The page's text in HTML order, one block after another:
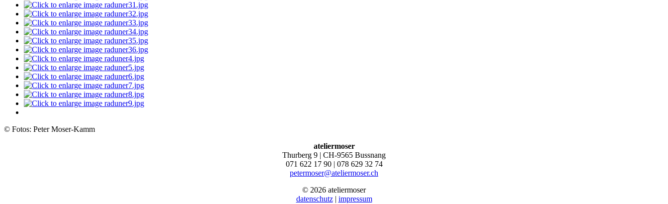
© Fotos: Peter Moser-Kamm
ateliermoser
Thurberg 9 | CH-9565 Bussnang
071 622 17 90 | 078 629 32 74
petermoser@ateliermoser.ch
© 2026 ateliermoser
datenschutz| impressum